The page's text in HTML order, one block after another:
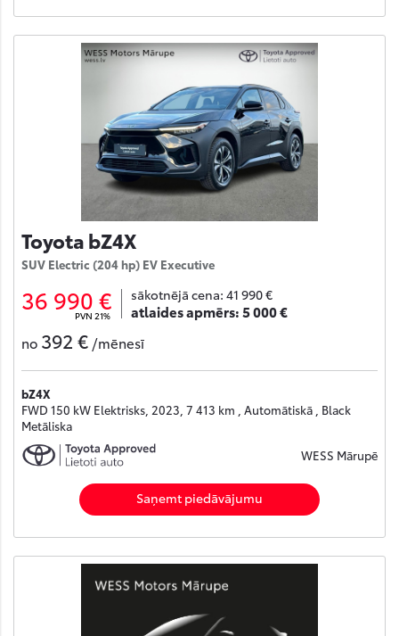
Toyota bZ4X
SUV Electric (204 hp) EV Executive
36 990 €
PVN 21%
sākotnējā cena: 41 990 €
atlaides apmērs:5 000 €
no 392 € /mēnesī
bZ4X
FWD 150 kW Elektrisks, 2023, 7 413 km , Automātiskā , Black
Metāliska
WESS Mārupē
Saņemt piedāvājumu